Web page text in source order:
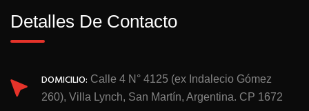
Detalles De Contacto
DOMICILIO: Calle 4 N° 4125 (ex Indalecio Gómez
260), Villa Lynch, San Martín, Argentina. CP 1672